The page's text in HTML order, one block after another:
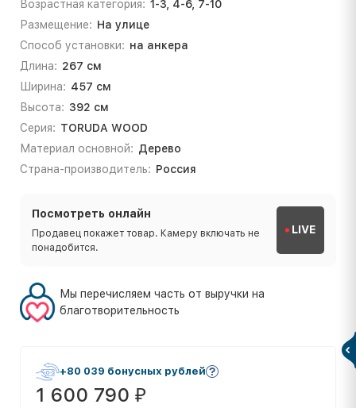
Возрастная категория: 1-3, 4-6, 7-10
Размещение: На улице
Способ установки: на анкера
Длина: 267 см
Ширина: 457 см
Высота: 392 см
Серия: TORUDA WOOD
Материал основной: Дерево
Страна-производитель: Россия
Посмотреть онлайн
Продавец покажет товар. Камеру включать не
понадобится.
LIVE
Мы перечисляем часть от выручки на
благотворительность
+80 039 бонусных рублей
1 600 790 ₽